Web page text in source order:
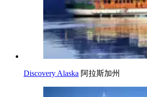
Discovery Alaska 阿拉斯加州